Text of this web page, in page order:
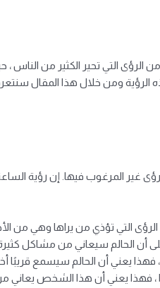
من الرؤى التي تحير الكثير من
الرؤية ومن خلال هذا المقال
غير المرغوب فيها. إن رؤية
التي تؤذي من يراها وهي من
أن الحالم سيعاني من مشاكل
يعني أن الحالم سيسمع قريبًا
، فهذا يعني أن هذا الشخص يعاني